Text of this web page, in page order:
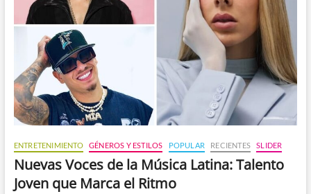
ENTRETENIMIENTO GÉNEROS Y ESTILOS POPULAR RECIENTES SLIDER
Nuevas Voces de la Música Latina: Talento
Joven que Marca el Ritmo